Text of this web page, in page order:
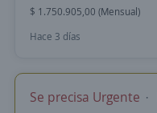
$ 1.750.905,00 (Mensual)
Hace 3 días
Se precisa Urgente